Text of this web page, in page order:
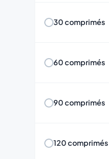
30 comprimés
60 comprimés
90 comprimés
120 comprimés